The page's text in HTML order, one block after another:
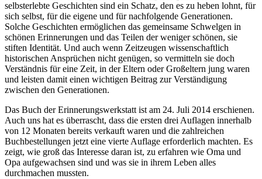
selbsterlebte Geschichten sind ein Schatz, den es zu heben lohnt, für
sich selbst, für die eigene und für nachfolgende Generationen.
Solche Geschichten ermöglichen das gemeinsame Schwelgen in
schönen Erinnerungen und das Teilen der weniger schönen, sie
stiften Identität. Und auch wenn Zeitzeugen wissenschaftlich
historischen Ansprüchen nicht genügen, so vermitteln sie doch
Verständnis für eine Zeit, in der Eltern oder Großeltern jung waren
und leisten damit einen wichtigen Beitrag zur Verständigung
zwischen den Generationen.
Das Buch der Erinnerungswerkstatt ist am 24. Juli 2014 erschienen.
Auch uns hat es überrascht, dass die ersten drei Auflagen innerhalb
von 12 Monaten bereits verkauft waren und die zahlreichen
Buchbestellungen jetzt eine vierte Auflage erforderlich machten. Es
zeigt, wie groß das Interesse daran ist, zu erfahren wie Oma und
Opa aufgewachsen sind und was sie in ihrem Leben alles
durchmachen mussten.